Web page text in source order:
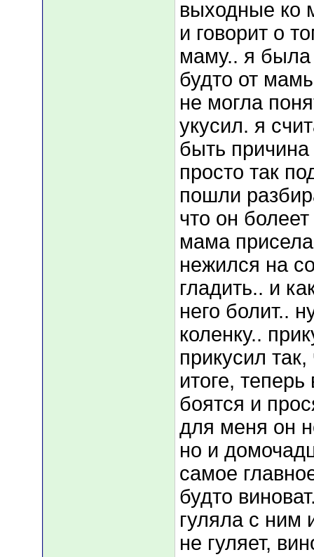
выходные ко
и говорит о
маму.. я была
будто от
не могла
укусил. я
быть
просто так
пошли
что он
мама присела
нежился на
гладить.. и
него болит..
коленку..
прикусил
итоге,
боятся и
для меня он
но и
самое
будто
гуляла с ним
не гуляет,